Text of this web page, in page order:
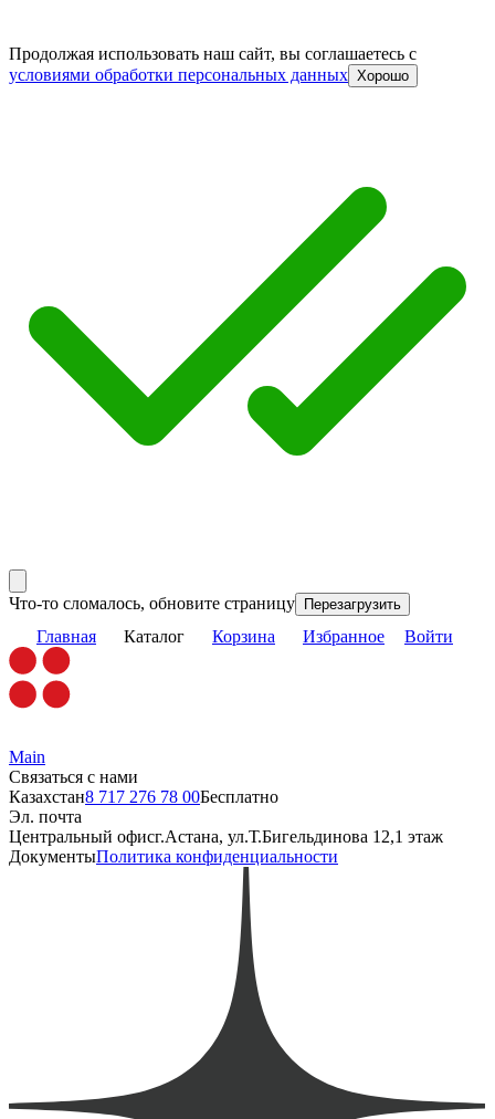
Продолжая использовать наш сайт, вы соглашаетесь c
условиями обработки персональных данных Хорошо
Что-то сломалось, обновите страницу Перезагрузить
Главная Каталог Корзина Избранное Войти
Main
Связаться с нами
Казахстан8 717 276 78 00Бесплатно
Эл. почта
Центральный офисг.Астана, ул.Т.Бигельдинова 12,1 этаж
ДокументыПолитика конфиденциальности